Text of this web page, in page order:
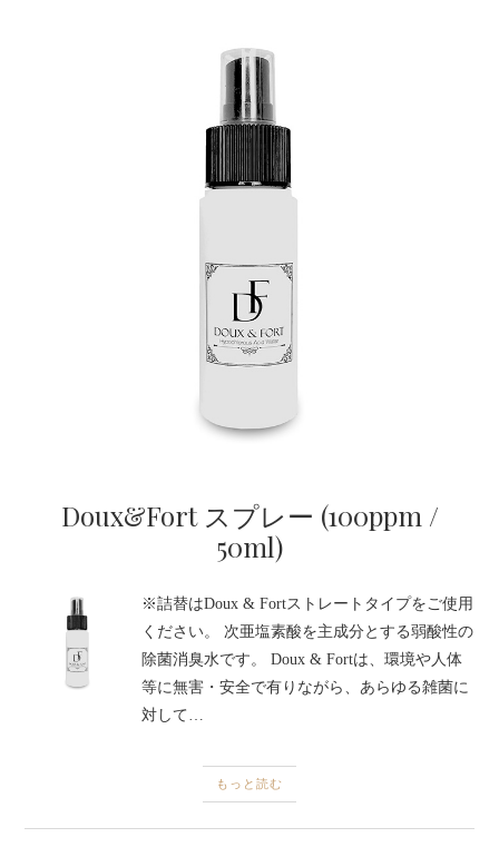
Doux&Fort スプレー (100ppm /
50ml)
※詰替はDoux & Fortストレートタイプをご使用
ください。 次亜塩素酸を主成分とする弱酸性の
除菌消臭水です。 Doux & Fortは、環境や人体
等に無害・安全で有りながら、あらゆる雑菌に
対して…
もっと読む